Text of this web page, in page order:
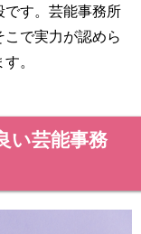
です。芸能事務所
で実力が認めら
。
い芸能事務